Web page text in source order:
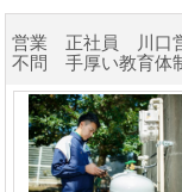
営業 正社員 川口
不問 手厚い教育体